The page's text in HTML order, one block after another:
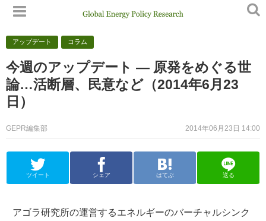
アップデート コラム
今週のアップデート — 原発をめぐる世
論…活断層、民意など（2014年6月23
日）
2014年06月23日 14:00
GEPR編集部
ツイート シェア はてぶ 送る
アゴラ研究所の運営するエネルギーのバーチャルシンク